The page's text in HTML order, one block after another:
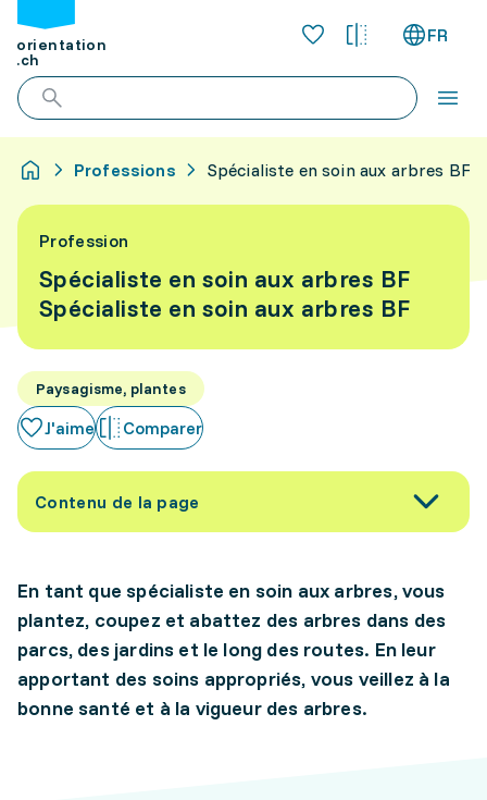
orientation
.ch
FR
Professions Spécialiste en soin aux arbres BF
Profession
Spécialiste en soin aux arbres BF
Spécialiste en soin aux arbres BF
Paysagisme, plantes
J'aime Comparer
Contenu de la page
En tant que spécialiste en soin aux arbres, vous
plantez, coupez et abattez des arbres dans des
parcs, des jardins et le long des routes. En leur
apportant des soins appropriés, vous veillez à la
bonne santé et à la vigueur des arbres.